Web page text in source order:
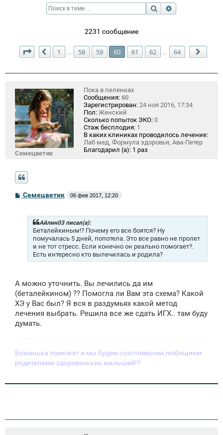
Поиск
2231 сообщение
Страница 60 из64
Пред.
1 … 58 59 60 61 62 … 64
Семецветик
Пока в пеленках
Сообщения: 60
Зарегистрирован: 24 ноя 2016, 17:34
Пол: Женский
Сколько попыток ЭКО: 0
Стаж бесплодия: 1
В каких клиниках проводилось лечение:
Лаб мед, Формула здоровья, Ава-Петер
Благодарил (а): 1 раз
ССемецветик 06 фев 2017, 12:20
Айлин03 писал(а):
Беталейкиным!? Почему его все боятся? Ну
помучалась 5 дней, попотела. Это все равно не пролет
и не тот стресс. Если конечно он реально помогает?.
Есть интересно кто вылечилась и родила?
А можно уточнить. Вы лечились да им
(беталейкином) ?? Помогла ли Вам эта схема? Какой
ХЭ у Вас был? Я вся в раздумьях какой метод
лечения выбрать. Решила все же сдать ИГХ.. там буду
думать.
Боженька поможет и мы будем счастливыми любящими
родителями здоровеньких малышей!!!